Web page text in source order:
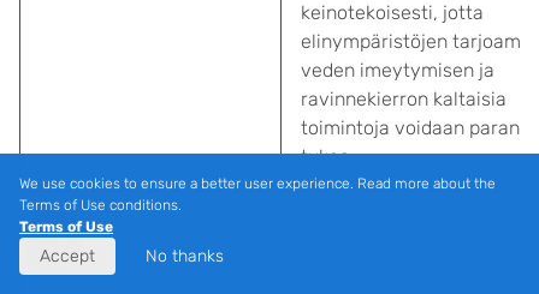
keinotekoisesti, jotta
elinympäristöjen
veden imeytymisen ja
ravinnekierron kaltaisia
toimintoja voidaan
tukea.
Simpukanviljely
We use cookies to ensure a better user experience. Read more about the
Terms of Use conditions.
Terms of Use
Accept No thanks